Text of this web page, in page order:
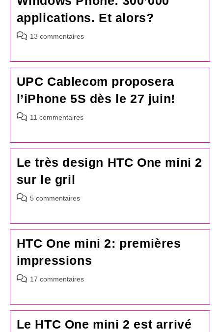
applications. Et alors?
Commentaires
publication :
13 commentaires
UPC Cablecom proposera
l’iPhone 5S dès le 27 juin!
Commentaires
publication :
11 commentaires
Le très design HTC One mini 2
sur le gril
Commentaires
publication :
5 commentaires
HTC One mini 2: premières
impressions
Commentaires
publication :
17 commentaires
Le HTC One mini 2 est arrivé